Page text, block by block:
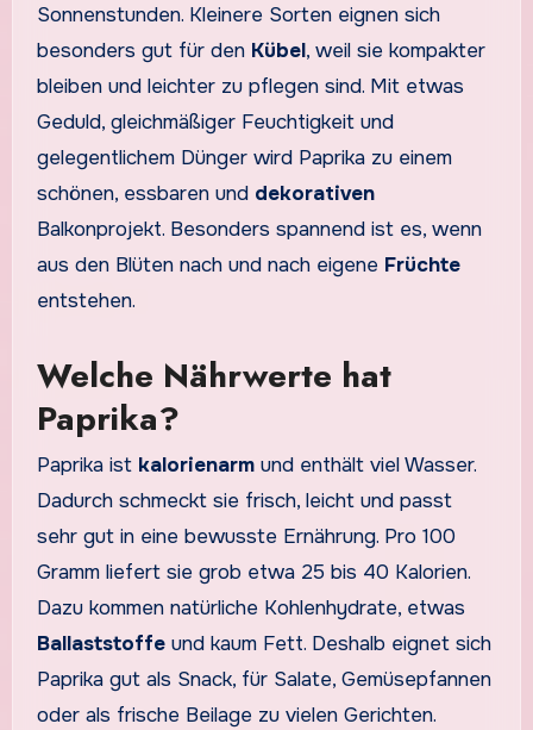
Sonnenstunden. Kleinere Sorten eignen sich
besonders gut für den Kübel, weil sie kompakter
bleiben und leichter zu pflegen sind. Mit etwas
Geduld, gleichmäßiger Feuchtigkeit und
gelegentlichem Dünger wird Paprika zu einem
schönen, essbaren und dekorativen
Balkonprojekt. Besonders spannend ist es, wenn
aus den Blüten nach und nach eigene Früchte
entstehen.
Welche Nährwerte hat
Paprika?
Paprika ist kalorienarmund enthält viel Wasser.
Dadurch schmeckt sie frisch, leicht und passt
sehr gut in eine bewusste Ernährung. Pro 100
Gramm liefert sie grob etwa 25 bis 40 Kalorien.
Dazu kommen natürliche Kohlenhydrate, etwas
Ballaststoffeund kaum Fett. Deshalb eignet sich
Paprika gut als Snack, für Salate, Gemüsepfannen
oder als frische Beilage zu vielen Gerichten.